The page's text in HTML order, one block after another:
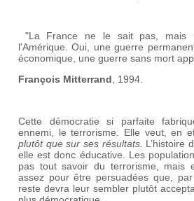
"La France ne le sait pas, mais
l'Amérique. Oui, une guerre
économique, une guerre sans mort
François Mitterrand , 1994.
Cette démocratie si parfaite
ennemi, le terrorisme. Elle veut, en
plutôt que sur ses résultats. L’histoire
elle est donc éducative. Les
pas tout savoir du terrorisme, mais
assez pour être persuadées que,
reste devra leur sembler plutôt